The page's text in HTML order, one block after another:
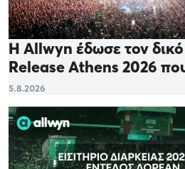
Η Allwyn έδωσε τον
Release Athens 2026
5.8.2026